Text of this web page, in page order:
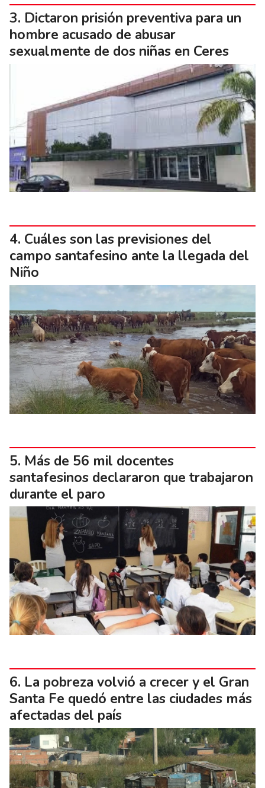
Dictaron prisión preventiva para un
hombre acusado de abusar
sexualmente de dos niñas en Ceres
Cuáles son las previsiones del
campo santafesino ante la llegada del
Niño
Más de 56 mil docentes
santafesinos declararon que trabajaron
durante el paro
La pobreza volvió a crecer y el Gran
Santa Fe quedó entre las ciudades más
afectadas del país